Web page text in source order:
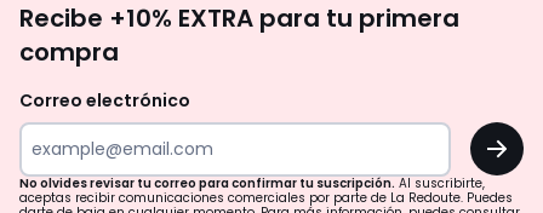
te
tu
para
Recibe +10% EXTRA para tu primera
compra
Correo electrónico
OK
No olvides revisar tu correo para confirmar tu suscripción. Al suscribirte,
aceptas recibir comunicaciones comerciales por parte de La Redoute. Puedes